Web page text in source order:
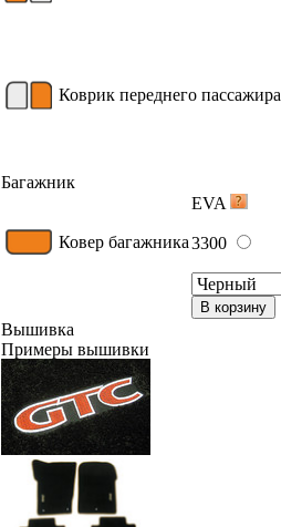
Коврик переднего пассажира
Багажник
EVA
Ковер багажника3300
В корзину
Вышивка
Примеры вышивки